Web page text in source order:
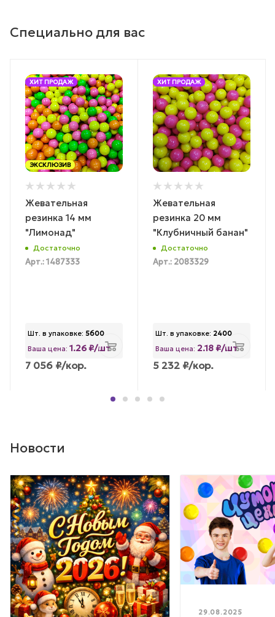
Специально для вас
ХИТ ПРОДАЖ
ЭКСКЛЮЗИВ
Жевательная
резинка 14 мм
"Лимонад"
Достаточно
Арт.: 1487333
Шт. в упаковке: 5600
Ваша цена: 1.26 ₽/шт
7 056 ₽/кор.
ХИТ ПРОДАЖ
Жевательная
резинка 20 мм
"Клубничный банан"
Достаточно
Арт.: 2083329
Шт. в упаковке: 2400
Ваша цена: 2.18 ₽/шт
5 232 ₽/кор.
Новости
29.08.2025